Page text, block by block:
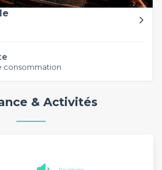
consommation
& Activités